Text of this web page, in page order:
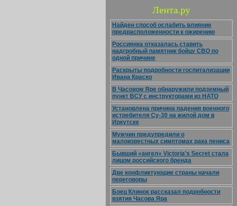
Лента.ру
Найден способ ослабить влияние
предрасположенности к ожирению
Россиянка отказалась ставить
надгробный памятник бойцу СВО по
одной причине
Раскрыты подробности госпитализации
Ивана Краско
В Часовом Яре обнаружили подземный
пункт ВСУ с инструкторами из НАТО
Установлена причина падения военного
истребителя Су-30 на жилой дом в
Иркутске
Мужчин предупредили о
малоизвестных симптомах рака пениса
Бывший «ангел» Victoria's Secret стала
лицом российского бренда
Две конфликтующие страны начали
переговоры
Боец Клинок рассказал подробности
взятия Часова Яра